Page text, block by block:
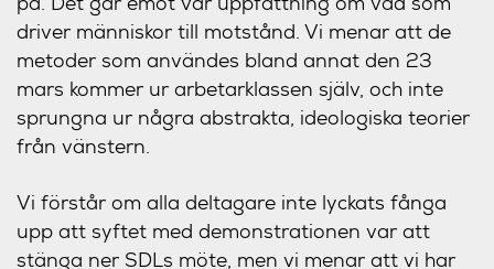
driver människor till motstånd. Vi menar att de
metoder som användes bland annat den 23
mars kommer ur arbetarklassen själv, och inte
sprungna ur några abstrakta, ideologiska teorier
från vänstern.
Vi förstår om alla deltagare inte lyckats fånga
upp att syftet med demonstrationen var att
stänga ner SDLs möte, men vi menar att vi har